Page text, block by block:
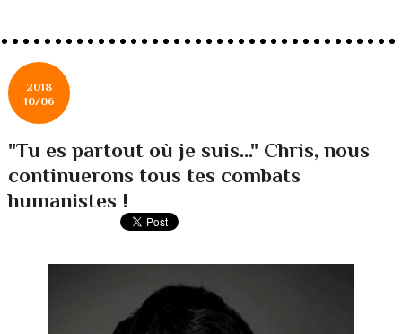
2018
10/06
"Tu es partout où je suis..." Chris, nous
continuerons tous tes combats
humanistes !